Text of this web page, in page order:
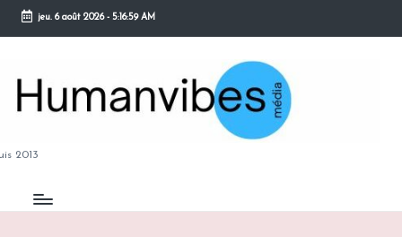
Skip
content
jeu. 6 août 2026- 5:17:00 AM
2013